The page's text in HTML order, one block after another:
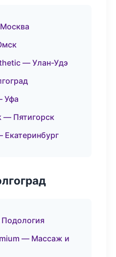
— Улан-Удэ
Уфа
— Пятигорск
Екатеринбург
— Массаж и